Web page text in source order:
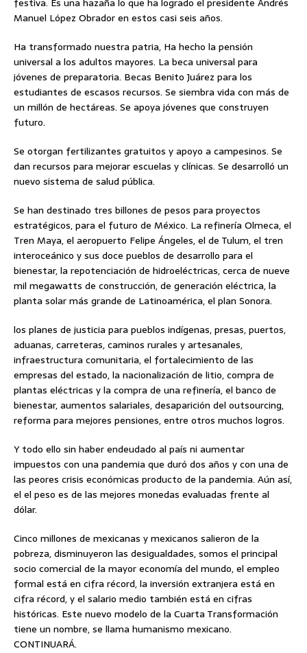
Manuel López Obrador en estos casi seis años.
Ha transformado nuestra patria, Ha hecho la pensión
universal a los adultos mayores. La beca universal para
jóvenes de preparatoria. Becas Benito Juárez para los
estudiantes de escasos recursos. Se siembra vida con más de
un millón de hectáreas. Se apoya jóvenes que construyen
futuro.
Se otorgan fertilizantes gratuitos y apoyo a campesinos. Se
dan recursos para mejorar escuelas y clínicas. Se desarrolló un
nuevo sistema de salud pública.
Se han destinado tres billones de pesos para proyectos
estratégicos, para el futuro de México. La refinería Olmeca, el
Tren Maya, el aeropuerto Felipe Ángeles, el de Tulum, el tren
interoceánico y sus doce pueblos de desarrollo para el
bienestar, la repotenciación de hidroeléctricas, cerca de nueve
mil megawatts de construcción, de generación eléctrica, la
planta solar más grande de Latinoamérica, el plan Sonora.
los planes de justicia para pueblos indígenas, presas, puertos,
aduanas, carreteras, caminos rurales y artesanales,
infraestructura comunitaria, el fortalecimiento de las
empresas del estado, la nacionalización de litio, compra de
plantas eléctricas y la compra de una refinería, el banco de
bienestar, aumentos salariales, desaparición del outsourcing,
reforma para mejores pensiones, entre otros muchos logros.
Y todo ello sin haber endeudado al país ni aumentar
impuestos con una pandemia que duró dos años y con una de
las peores crisis económicas producto de la pandemia. Aún así,
el el peso es de las mejores monedas evaluadas frente al
dólar.
Cinco millones de mexicanas y mexicanos salieron de la
pobreza, disminuyeron las desigualdades, somos el principal
socio comercial de la mayor economía del mundo, el empleo
formal está en cifra récord, la inversión extranjera está en
cifra récord, y el salario medio también está en cifras
históricas. Este nuevo modelo de la Cuarta Transformación
tiene un nombre, se llama humanismo mexicano.
CONTINUARÁ.